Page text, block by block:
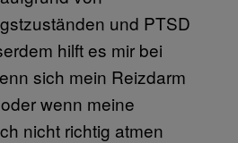
und PTSD
hilft es mir bei
sich mein Reizdarm
wenn meine
nicht richtig atmen